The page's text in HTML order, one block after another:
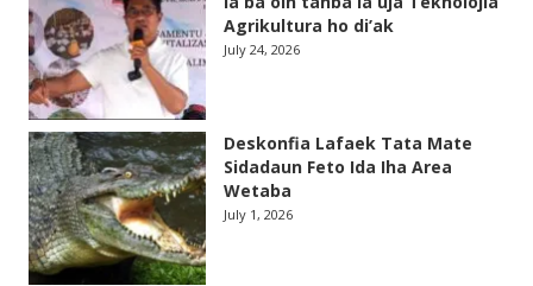
Agrikultura ho di’ak
July 24, 2026
Deskonfia Lafaek Tata Mate
Sidadaun Feto Ida Iha Area
Wetaba
July 1, 2026